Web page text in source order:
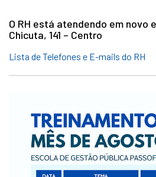
O RH está atendendo em novo
Chicuta, 141 – Centro
Lista de Telefones e E-mails do RH